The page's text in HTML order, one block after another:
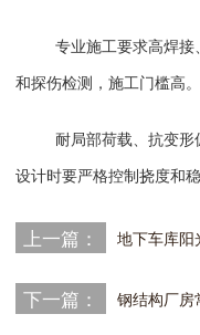
专业施工要求高焊接
和探伤检测，施工门槛高。
耐局部荷载、抗变形
设计时要严格控制挠度和稳
上一篇： 地下车库阳
下一篇： 钢结构厂房